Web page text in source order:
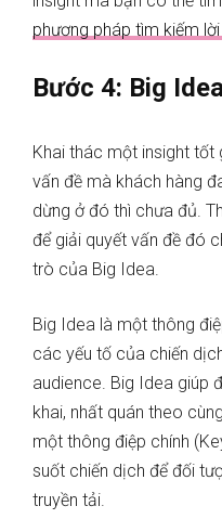
phương pháp tìm kiếm
Bước 4: Big
Khai thác một insight tốt
vấn đề mà khách hàng
dừng ở đó thì chưa đủ.
để giải quyết vấn đề đó
trò của Big Idea.
Big Idea là một thông
các yếu tố của chiến
audience. Big Idea giúp
khai, nhất quán theo
một thông điệp chính
suốt chiến dịch để đối
truyền tải.